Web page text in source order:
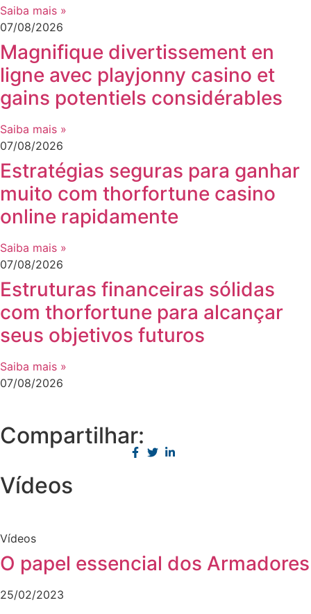
Saiba mais »
07/08/2026
Magnifique divertissement en
ligne avec playjonny casino et
gains potentiels considérables
Saiba mais »
07/08/2026
Estratégias seguras para ganhar
muito com thorfortune casino
online rapidamente
Saiba mais »
07/08/2026
Estruturas financeiras sólidas
com thorfortune para alcançar
seus objetivos futuros
Saiba mais »
07/08/2026
Compartilhar:
Vídeos
Vídeos
O papel essencial dos Armadores
25/02/2023